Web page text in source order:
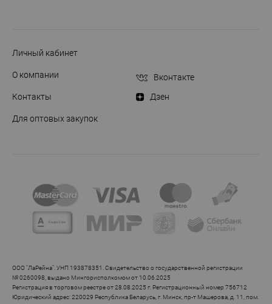
Личный кабинет
О компании
Контакты
Для оптовых закупок
Вконтакте
Дзен
ООО "ЛаРейна". УНП 193878351. Свидетельство о государственной регистрации
№ 0260098, выдано Мингорисполкомом от 10.06.2025
Регистрация в торговом реестре от 28.08.2025 г. Регистрационный номер 756712
Юридический адрес: 220029 Республика Беларусь, г. Минск, пр-т Машерова, д. 11, пом.